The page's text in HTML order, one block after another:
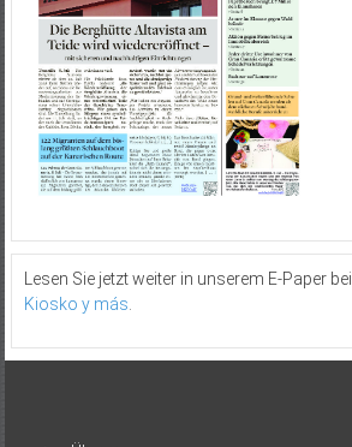
Lesen Sie jetzt weiter in unserem E-Paper bei
Kiosko y más.